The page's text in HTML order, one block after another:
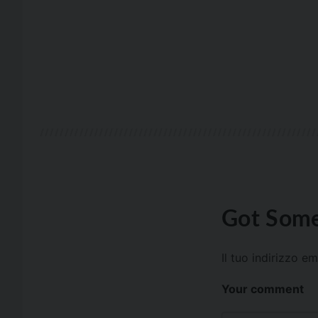
Got
Il tuo indirizzo
Your comment